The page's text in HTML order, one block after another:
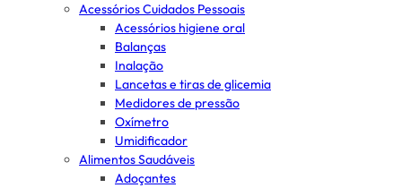
Acessórios Cuidados Pessoais
Acessórios higiene oral
Balanças
Inalação
Lancetas e tiras de glicemia
Medidores de pressão
Oxímetro
Umidificador
Alimentos Saudáveis
Adoçantes